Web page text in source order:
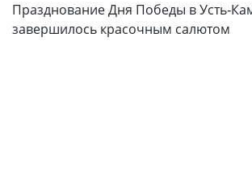
Празднование Дня Победы в Усть-
завершилось красочным салютом